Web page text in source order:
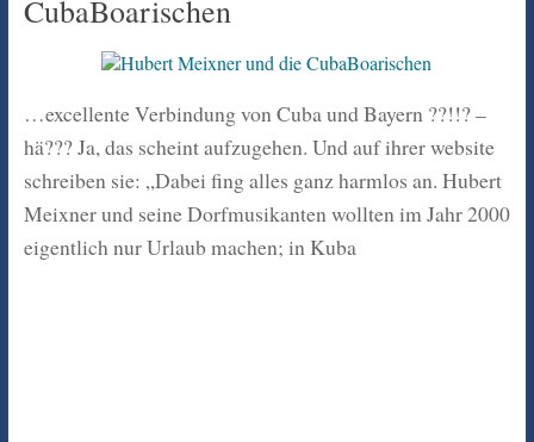
CubaBoarischen
…excellente Verbindung von Cuba und Bayern ??!!? –
hä??? Ja, das scheint aufzugehen. Und auf ihrer website
schreiben sie: „Dabei fing alles ganz harmlos an. Hubert
Meixner und seine Dorfmusikanten wollten im Jahr 2000
eigentlich nur Urlaub machen; in Kuba